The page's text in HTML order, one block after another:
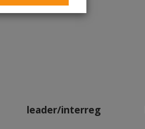
leader/interreg